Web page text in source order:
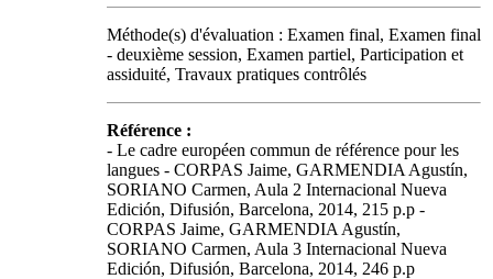
Méthode(s) d'évaluation : Examen final, Examen final
- deuxième session, Examen partiel, Participation et
assiduité, Travaux pratiques contrôlés
Référence :
- Le cadre européen commun de référence pour les
langues - CORPAS Jaime, GARMENDIA Agustín,
SORIANO Carmen, Aula 2 Internacional Nueva
Edición, Difusión, Barcelona, 2014, 215 p.p -
CORPAS Jaime, GARMENDIA Agustín,
SORIANO Carmen, Aula 3 Internacional Nueva
Edición, Difusión, Barcelona, 2014, 246 p.p